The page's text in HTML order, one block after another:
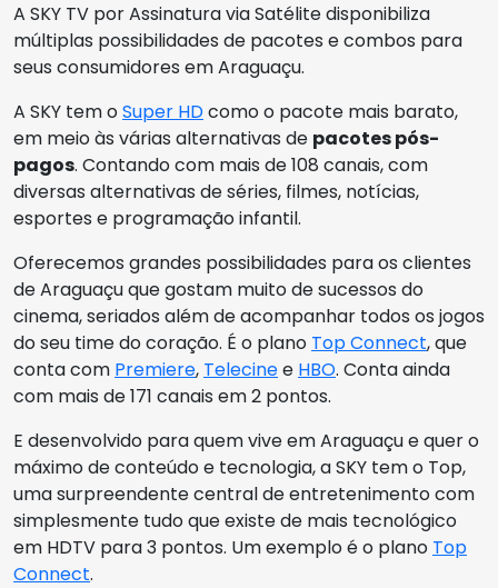
A SKY TV por Assinatura via Satélite disponibiliza
múltiplas possibilidades de pacotes e combos para
seus consumidores em Araguaçu.
A SKY tem oSuper HDcomo o pacote mais barato,
em meio às várias alternativas de pacotes pós-
pagos. Contando com mais de 108 canais, com
diversas alternativas de séries, filmes, notícias,
esportes e programação infantil.
Oferecemos grandes possibilidades para os clientes
de Araguaçu que gostam muito de sucessos do
cinema, seriados além de acompanhar todos os jogos
do seu time do coração. É o plano Top Connect, que
conta com Premiere, Telecinee HBO. Conta ainda
com mais de 171 canais em 2 pontos.
E desenvolvido para quem vive em Araguaçu e quer o
máximo de conteúdo e tecnologia, a SKY tem o Top,
uma surpreendente central de entretenimento com
simplesmente tudo que existe de mais tecnológico
em HDTV para 3 pontos. Um exemplo é o plano Top
Connect.